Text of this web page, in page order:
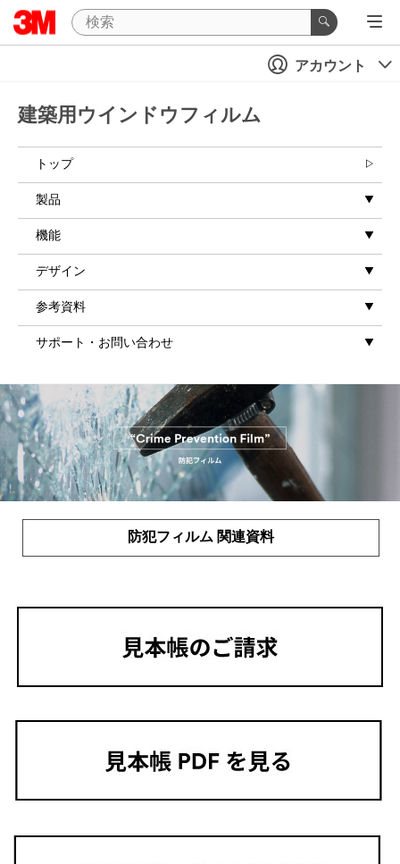
アカウント
建築用ウインドウフィルム
トップ
製品
機能
デザイン
参考資料
サポート・お問い合わせ
防犯フィルム 関連資料